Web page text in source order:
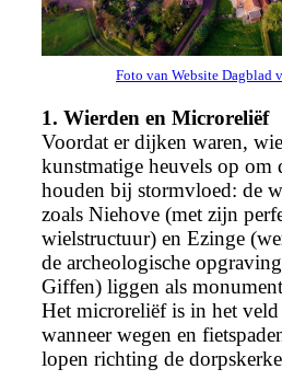
Foto van Website Dagblad
1. Wierden en Microreliëf
Voordat er dijken waren,
kunstmatige heuvels op om
houden bij stormvloed: de
zoals Niehove (met zijn
wielstructuur) en Ezinge
de archeologische
Giffen) liggen als
Het microreliëf is in het
wanneer wegen en
lopen richting de